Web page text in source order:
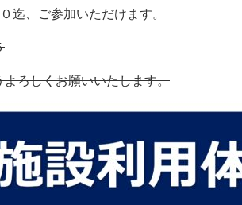
迄、ご参加いただけます。
ろしくお願いいたします。